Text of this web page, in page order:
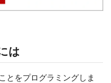
は
とをプログラミングしま